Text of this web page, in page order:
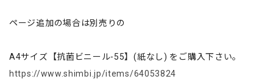
ページ追加の場合は別売りの
A4サイズ【抗菌ビニール-55】(紙なし) をご購入下さい。
https://www.shimbi.jp/items/64053824